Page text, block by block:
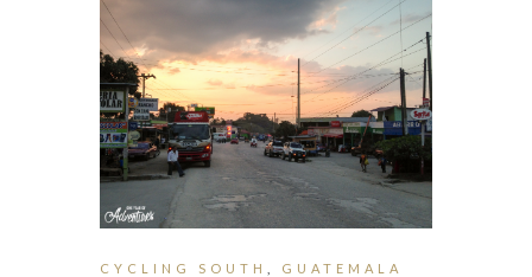
CYCLING SOUTH GUATEMALA